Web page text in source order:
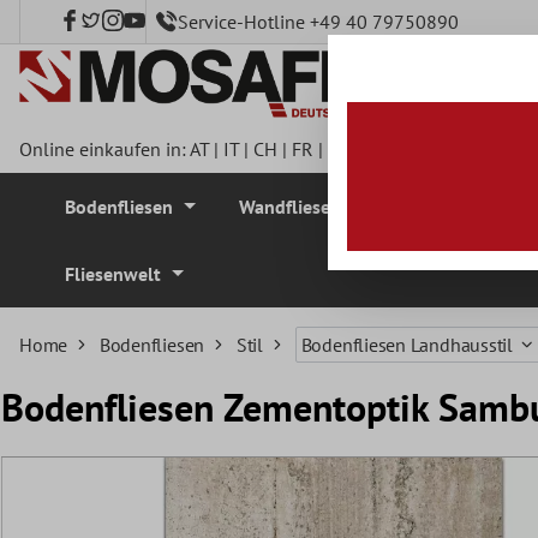
springen Service-Hotline +49 40 79750890
Online einkaufen in:AT| IT| CH | FR |
Bodenfliesen Wandfliesen
Fliesenwelt
Home Bodenfliesen Stil Bodenfliesen Landhausstil
Bodenfliesen Zementoptik